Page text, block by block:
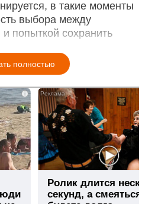
в такие моменты
выбора между
попыткой сохранить
полностью
i
Ролик длится
секунд, а